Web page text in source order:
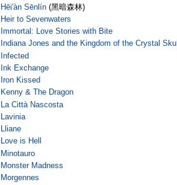
Hēi'àn Sēnlín (黑暗森林)
Heir to Sevenwaters
Immortal: Love Stories with Bite
Indiana Jones and the Kingdom of the Crystal Skull
Infected
Ink Exchange
Iron Kissed
Kenny & The Dragon
La Città Nascosta
Lavinia
Lliane
Love is Hell
Minotauro
Monster Madness
Morgennes